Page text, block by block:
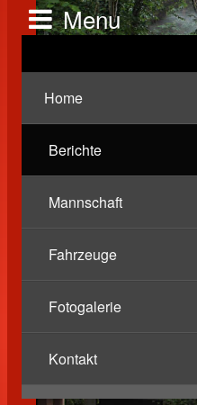
Menu
Home
Berichte
Mannschaft
Fahrzeuge
Fotogalerie
Kontakt